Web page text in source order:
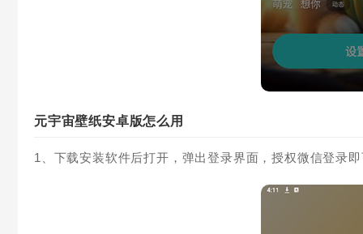
元宇宙壁纸安卓版怎么用
1、下载安装软件后打开，弹出登录界面，授权微信登录